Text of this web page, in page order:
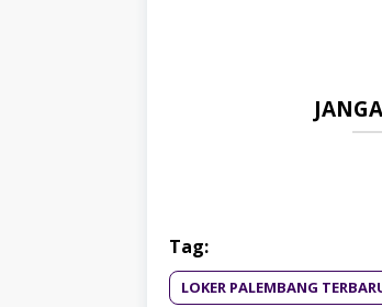
Tag:
LOKER PALEMBANG